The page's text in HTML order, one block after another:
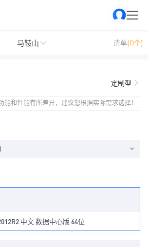
马鞍山 清单(0个)
定制型
能和性能有所差异，建议您根据实际需求选择！
中文 数据中心版 64位